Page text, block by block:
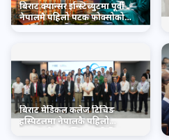
बिराट क्यान्सर इन्स्टिच्युटमा पूर्वी
नेपालमै पहिलो पटक फोक्सोको
बिराट मेडिकल कलेज टिचिङ
हस्पिटलमा नेपालकै पहिलो